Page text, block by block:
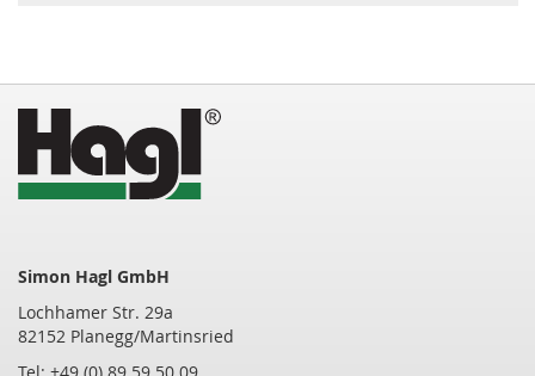
Simon Hagl GmbH
Lochhamer Str. 29a
82152 Planegg/Martinsried